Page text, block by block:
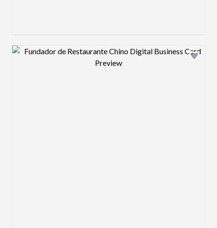
Design preview image